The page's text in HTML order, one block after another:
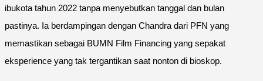
ibukota tahun 2022 tanpa menyebutkan tanggal dan bulan
pastinya. Ia berdampingan dengan Chandra dari PFN yang
memastikan sebagai BUMN Film Financing yang sepakat
eksperience yang tak tergantikan saat nonton di bioskop.